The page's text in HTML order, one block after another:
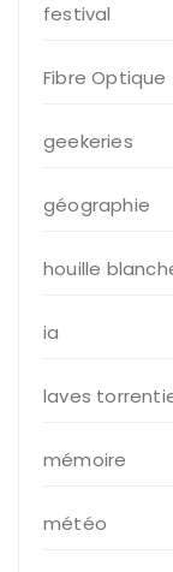
festival
Fibre Optique
geekeries
géographie
houille
ia
laves
mémoire
météo